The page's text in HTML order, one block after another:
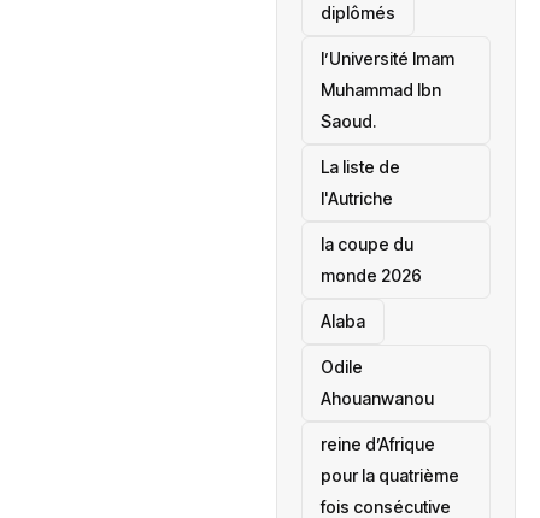
diplômés
l’Université Imam
Muhammad Ibn
Saoud.
‎La liste de
l'Autriche
la coupe du
monde 2026
Alaba
Odile
Ahouanwanou
reine d’Afrique
pour la quatrième
fois consécutive